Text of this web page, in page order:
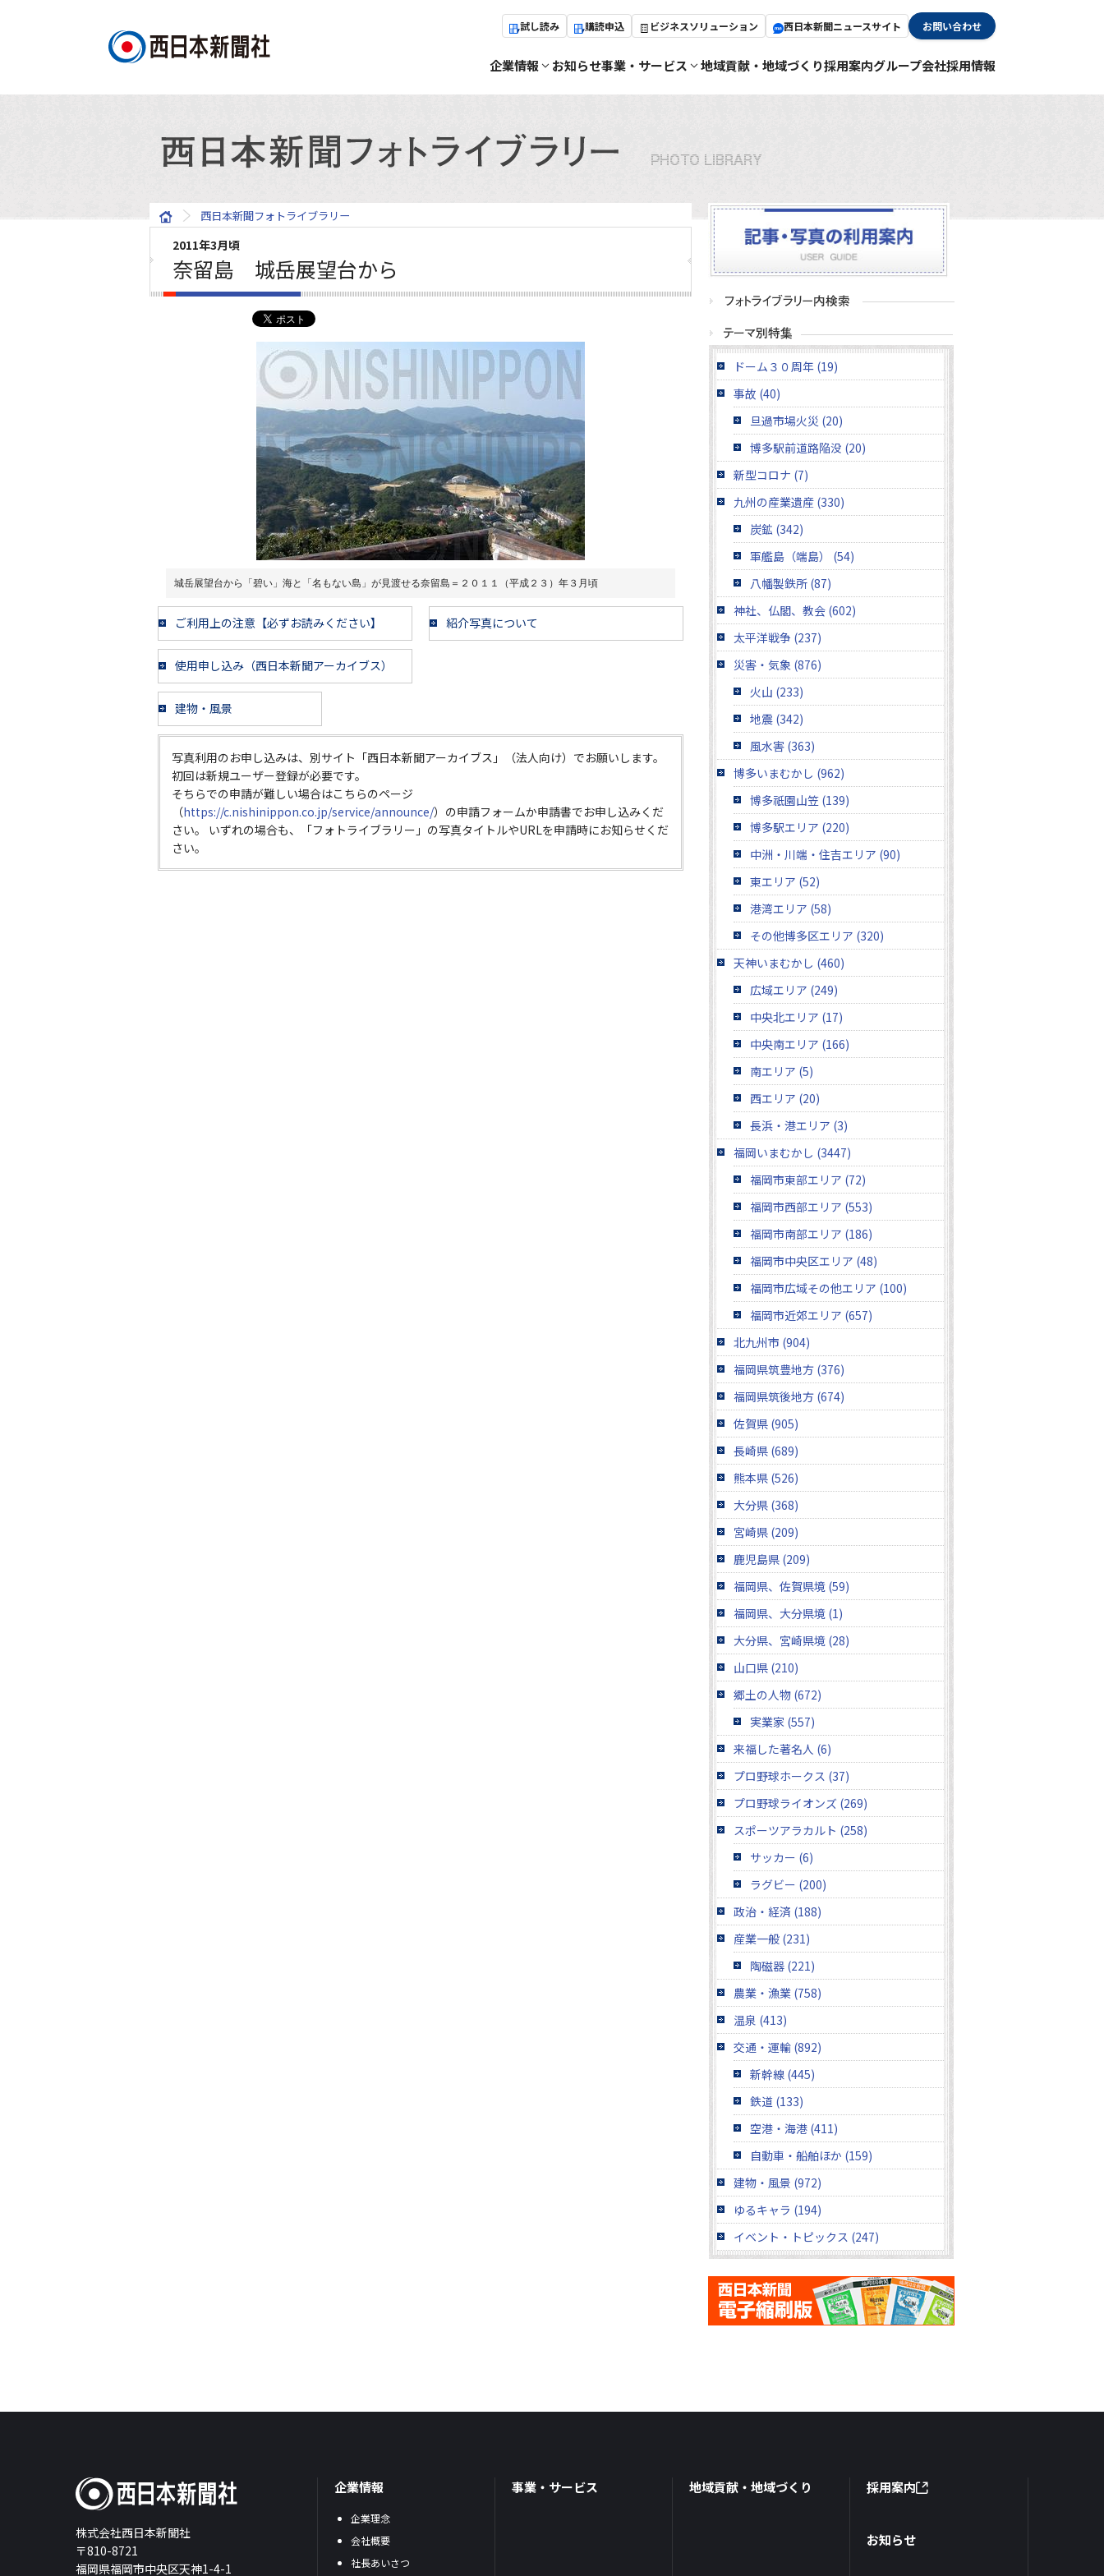
試し読み 購読申込 ビジネスソリューション 西日本新聞ニュースサイト お問い合わせ
企業情報 お知らせ事業・サービス 地域貢献・地域づくり採用案内グループ会社採用情報
西日本新聞フォトライブラリー
2011年3月頃
奈留島 城岳展望台から
城岳展望台から「碧い」海と「名もない島」が見渡せる奈留島＝２０１１（平成２３）年３月頃
ご利用上の注意【必ずお読みください】 紹介写真について
使用申し込み（西日本新聞アーカイブス）
建物・風景
写真利用のお申し込みは、別サイト「西日本新聞アーカイブス」（法人向け）でお願いします。
初回は新規ユーザー登録が必要です。
そちらでの申請が難しい場合はこちらのページ
（https://c.nishinippon.co.jp/service/announce/）の申請フォームか申請書でお申し込みくだ
さい。 いずれの場合も、「フォトライブラリー」の写真タイトルやURLを申請時にお知らせくだ
さい。
ドーム３０周年 (19)
事故 (40)
旦過市場火災 (20)
博多駅前道路陥没 (20)
新型コロナ (7)
九州の産業遺産 (330)
炭鉱 (342)
軍艦島（端島） (54)
八幡製鉄所 (87)
神社、仏閣、教会 (602)
太平洋戦争 (237)
災害・気象 (876)
火山 (233)
地震 (342)
風水害 (363)
博多いまむかし (962)
博多祇園山笠 (139)
博多駅エリア (220)
中洲・川端・住吉エリア (90)
東エリア (52)
港湾エリア (58)
その他博多区エリア (320)
天神いまむかし (460)
広域エリア (249)
中央北エリア (17)
中央南エリア (166)
南エリア (5)
西エリア (20)
長浜・港エリア (3)
福岡いまむかし (3447)
福岡市東部エリア (72)
福岡市西部エリア (553)
福岡市南部エリア (186)
福岡市中央区エリア (48)
福岡市広域その他エリア (100)
福岡市近郊エリア (657)
北九州市 (904)
福岡県筑豊地方 (376)
福岡県筑後地方 (674)
佐賀県 (905)
長崎県 (689)
熊本県 (526)
大分県 (368)
宮崎県 (209)
鹿児島県 (209)
福岡県、佐賀県境 (59)
福岡県、大分県境 (1)
大分県、宮崎県境 (28)
山口県 (210)
郷土の人物 (672)
実業家 (557)
来福した著名人 (6)
プロ野球ホークス (37)
プロ野球ライオンズ (269)
スポーツアラカルト (258)
サッカー (6)
ラグビー (200)
政治・経済 (188)
産業一般 (231)
陶磁器 (221)
農業・漁業 (758)
温泉 (413)
交通・運輸 (892)
新幹線 (445)
鉄道 (133)
空港・海港 (411)
自動車・船舶ほか (159)
建物・風景 (972)
ゆるキャラ (194)
イベント・トピックス (247)
株式会社西日本新聞社
〒810-8721
福岡県福岡市中央区天神1-4-1
企業情報
企業理念
会社概要
社長あいさつ
事業・サービス 地域貢献・地域づくり 採用案内
お知らせ